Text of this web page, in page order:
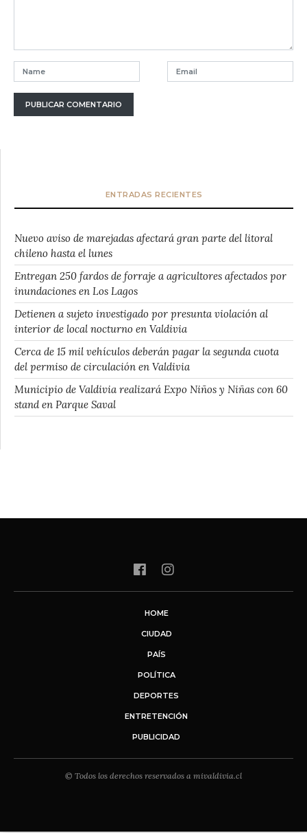
ENTRADAS RECIENTES
Nuevo aviso de marejadas afectará gran parte del litoral
chileno hasta el lunes
Entregan 250 fardos de forraje a agricultores afectados por
inundaciones en Los Lagos
Detienen a sujeto investigado por presunta violación al
interior de local nocturno en Valdivia
Cerca de 15 mil vehículos deberán pagar la segunda cuota
del permiso de circulación en Valdivia
Municipio de Valdivia realizará Expo Niños y Niñas con 60
stand en Parque Saval
HOME
CIUDAD
PAÍS
POLÍTICA
DEPORTES
ENTRETENCIÓN
PUBLICIDAD
© Todos los derechos reservados a mivaldivia.cl